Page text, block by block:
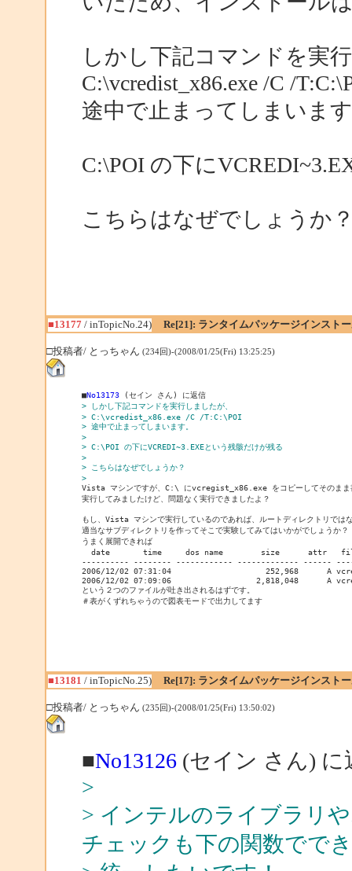
しかし下記コマンドを実
C:\vcredist_x86.exe /C /
途中で止まってしまいま
C:\POI の下に
こちらはなぜでしょうか
■13177/ inTopicNo.24) Re[21]: ランタイムパッケージインスト
□投稿者/ とっちゃん (234回)-(2008/01/25(Fri) 13:25:25)
■No13173
(セイン さん) に返信
> しかし下記コマンドを実行しましたが、
> C:\vcredist_x86.exe /C /T:C:\POI
> 途中で止まってしまいます。
>
> C:\POI の下にVCREDI~3.EXEという残骸だけが残る
>
> こちらはなぜでしょうか？
>
実行してみましたけど、問題なく実行できましたよ？
もし、Vista マシンで実行しているのであれば、ルートディレクトリでは
適当なサブディレクトリを作ってそこで実験してみてはいかがでしょうか？
うまく展開できれば
date       time     dos name        size      attr
---------- -------- ------------ ------------- ------
2006/12/02 07:31:04                    252,968      A
2006/12/02 07:09:06                  2,818,048      A
という２つのファイルが吐き出されるはずです。
＃表がくずれちゃうので図表モードで出力してます
■13181 / inTopicNo.25) Re[17]: ランタイムパッケージインスト
□投稿者/ とっちゃん (235回)-(2008/01/25(Fri) 13:50:02)
■No13126(セイン さん) に
>
> インテルのライブラリや
チェックも下の関数でで